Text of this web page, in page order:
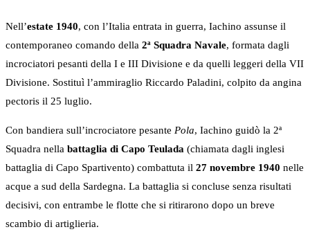
Nell’estate 1940, con l’Italia entrata in guerra, Iachino assunse il
contemporaneo comando della 2ª Squadra Navale, formata dagli
incrociatori pesanti della I e III Divisione e da quelli leggeri della VII
Divisione. Sostituì l’ammiraglio Riccardo Paladini, colpito da angina
pectoris il 25 luglio.
Con bandiera sull’incrociatore pesante Pola, Iachino guidò la 2ª
Squadra nella battaglia di Capo Teulada (chiamata dagli inglesi
battaglia di Capo Spartivento) combattuta il 27 novembre 1940 nelle
acque a sud della Sardegna. La battaglia si concluse senza risultati
decisivi, con entrambe le flotte che si ritirarono dopo un breve
scambio di artiglieria.